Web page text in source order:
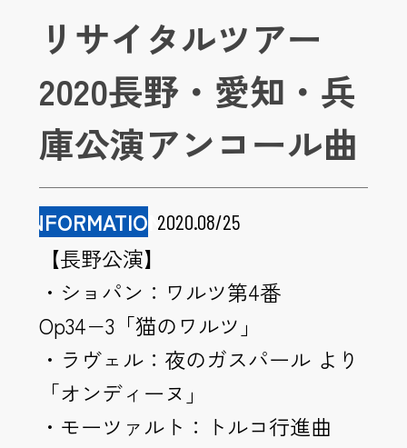
リサイタルツアー
2020長野・愛知・兵
庫公演アンコール曲
INFORMATION2020.08/25
【長野公演】
・ショパン：ワルツ第4番
Op34−3「猫のワルツ」
・ラヴェル：夜のガスパール より
「オンディーヌ」
・モーツァルト：トルコ行進曲